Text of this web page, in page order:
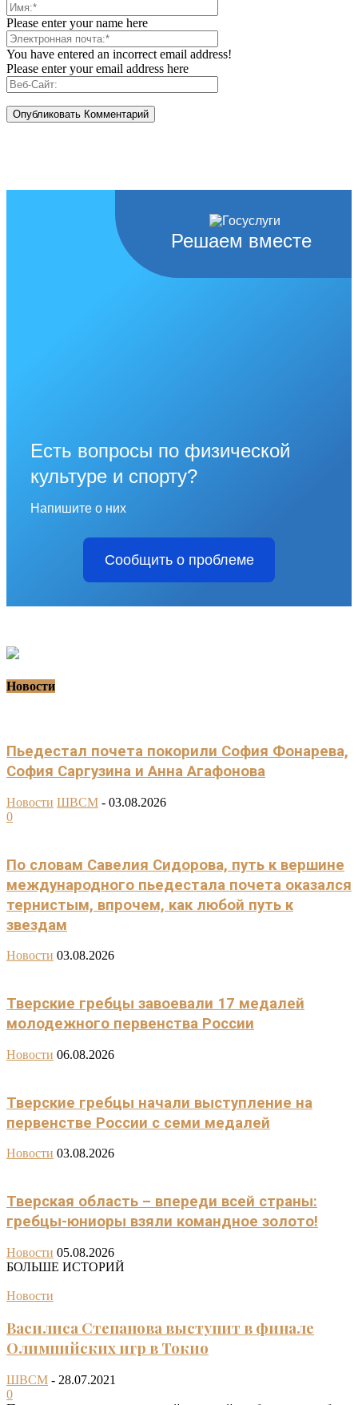
Please enter your name here
You have entered an incorrect email address!
Please enter your email address here
Решаем вместе
Есть вопросы по физической
культуре и спорту?
Напишите о них
Сообщить о проблеме
Новости
Пьедестал почета покорили София Фонарева,
София Саргузина и Анна Агафонова
Новости ШВСМ - 03.08.2026
0
По словам Савелия Сидорова, путь к вершине
международного пьедестала почета оказался
тернистым, впрочем, как любой путь к
звездам
Новости 03.08.2026
Тверские гребцы завоевали 17 медалей
молодежного первенства России
Новости 06.08.2026
Тверские гребцы начали выступление на
первенстве России с семи медалей
Новости 03.08.2026
Тверская область – впереди всей страны:
гребцы-юниоры взяли командное золото!
Новости 05.08.2026
БОЛЬШЕ ИСТОРИЙ
Новости
Василиса Степанова выступит в финале
Олимпийских игр в Токио
ШВСМ - 28.07.2021
0